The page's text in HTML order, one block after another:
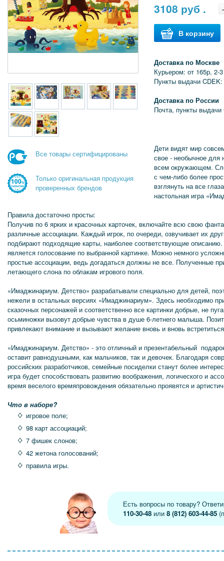
Все товары сертифицированы
Только оригинальная продукция
проверенных брендов
3108 руб .
В корзину
Доставка по Москве
Курьером: от 165р, 2-
Пункты выдачи
Доставка по России
Почта, пункты выдачи
Дети видят мир
свое - необычное для
всем окружающем.
с чем-либо более
взглянуть на все
настольная игра
Правила достаточно просты:
Получив по 6 ярких и красочных карточек, включайте всю свою
различные ассоциации. Каждый игрок, по очереди, озвучивает их
подбирают подходящие карты, наиболее соответствующие
является голосование по выбранной картинке. Можно немного
простые ассоциации, ведь догадаться должны не все. Полученные
летающего слона по облакам игрового поля.
«Имаджинариум. Детство» разрабатывали специально для детей,
нежели в остальных версиях «Имаджинариум». Здесь необходимо
сказочных персонажей и соответственно все картинки добрые, не
осьминожки вызовут добрые чувства в душе 6-летнего малыша.
привлекают внимание и вызывают желание вновь и вновь
«Имаджинариум. Детство» - это отличный и презентабельный
оставит равнодушными, как мальчиков, так и девочек. Благодаря
российских разработчиков, семейные посиделки станут более
игра будет способствовать развитию воображения, логического и
время веселого времяпровождения обязательно проявятся и
Что в наборе?
игровое поле;
98 карт ассоциаций;
7 фишек слонов;
42 жетона голосований;
правила игры.
Есть вопросы по товару?
110-30-48 или8 (812) 603-44-85